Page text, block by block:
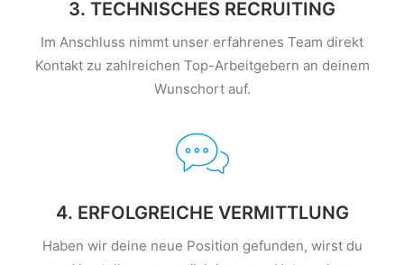
3. TECHNISCHES RECRUITING
Im Anschluss nimmt unser erfahrenes Team direkt
Kontakt zu zahlreichen Top-Arbeitgebern an deinem
Wunschort auf.
4. ERFOLGREICHE VERMITTLUNG
Haben wir deine neue Position gefunden, wirst du